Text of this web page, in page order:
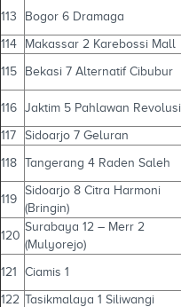
113 Bogor 6 Dramaga
114
Makassar 2 Karebossi Mall
115 Bekasi 7 Alternatif Cibubur
116 Jaktim 5 Pahlawan Revolusi
117
Sidoarjo 7 Geluran
118 Tangerang 4 Raden Saleh
119
Sidoarjo 8 Citra Harmoni
(Bringin)
120
Surabaya 12 – Merr 2
(Mulyorejo)
121 Ciamis 1
122 Tasikmalaya 1 Siliwangi